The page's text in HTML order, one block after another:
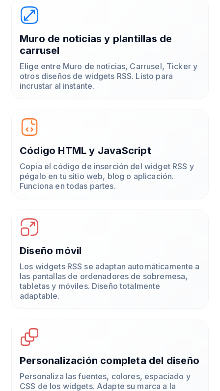
Muro de noticias y plantillas de
carrusel
Elige entre Muro de noticias, Carrusel, Ticker y
otros diseños de widgets RSS. Listo para
incrustar al instante.
Código HTML y JavaScript
Copia el código de inserción del widget RSS y
pégalo en tu sitio web, blog o aplicación.
Funciona en todas partes.
Diseño móvil
Los widgets RSS se adaptan automáticamente a
las pantallas de ordenadores de sobremesa,
tabletas y móviles. Diseño totalmente
adaptable.
Personalización completa del diseño
Personaliza las fuentes, colores, espaciado y
CSS de los widgets. Adapte su marca a la